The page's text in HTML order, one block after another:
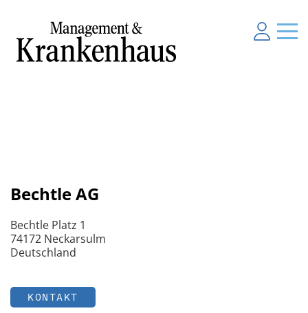
Bechtle AG
Bechtle Platz 1
74172 Neckarsulm
Deutschland
KONTAKT